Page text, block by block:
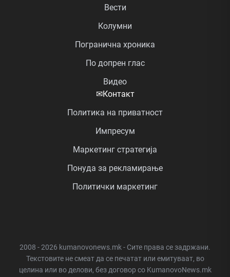
Вести
Колумни
Погранична хроника
По допрен глас
Видео
✉Контакт
Политика на приватност
Импресум
Маркетинг стратегија
Понуда за рекламирање
Политички маркетинг
2008 - 2026 kumanovonews.mk - Сите права се задржани.
Текстовите не смеат да се печатат или емитуваат, во
целина или во делови, без договор со KumanovoNews.mk